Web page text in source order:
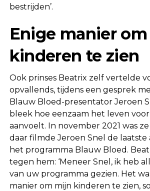
bestrijden’.
Enige manier
kinderen te zien
Ook prinses Beatrix zelf vertelde
opvallends, tijdens een gesprek
Blauw Bloed-presentator Jeroen
bleek hoe eenzaam het leven
aanvoelt. In november 2021 was
daar filmde Jeroen Snel de laatste
het programma Blauw Bloed.
tegen hem: ‘Meneer Snel, ik heb
van uw programma gezien. Het
manier om mijn kinderen te zien,